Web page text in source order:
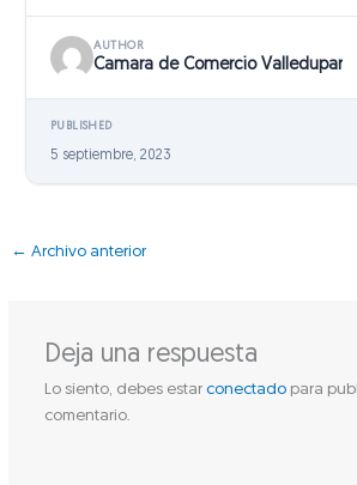
AUTHOR
Camara de Comercio Valledupar
PUBLISHED
5 septiembre, 2023
← Archivo anterior
Deja una respuesta
Lo siento, debes estar conectadopara
comentario.